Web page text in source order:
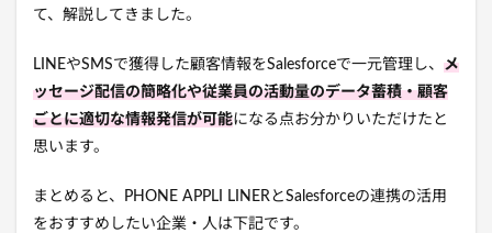
て、解説してきました。
LINEやSMSで獲得した顧客情報をSalesforceで一元管理し、 メ
ッセージ配信の簡略化や従業員の活動量のデータ蓄積・顧客
ごとに適切な情報発信が可能になる点お分かりいただけたと
思います。
まとめると、PHONE APPLI LINERとSalesforceの連携の活用
をおすすめしたい企業・人は下記です。